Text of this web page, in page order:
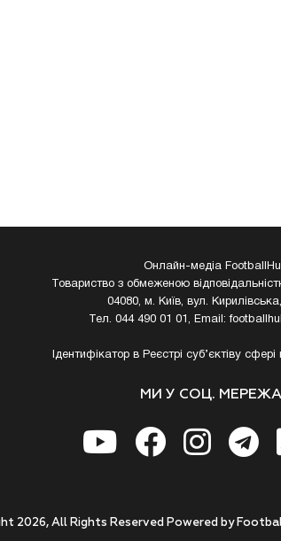
Онлайн-медіа
Товариство з обмеженою
04080, м. Київ, вул.
Тел. 044 490 01 01, Email:
Ідентифікатор в Реєстрі суб’єктіву
МИ У СОЦ.
2026, All Rights Reserved Powered by